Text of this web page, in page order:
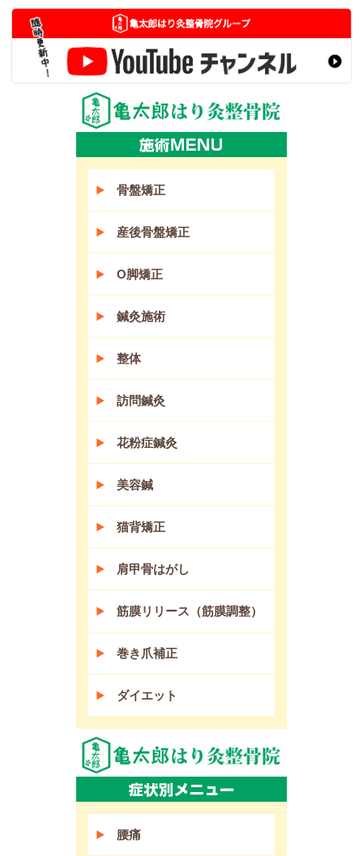
骨盤矯正
産後骨盤矯正
O脚矯正
鍼灸施術
整体
訪問鍼灸
花粉症鍼灸
美容鍼
猫背矯正
肩甲骨はがし
筋膜リリース（筋膜調整）
巻き爪補正
ダイエット
腰痛